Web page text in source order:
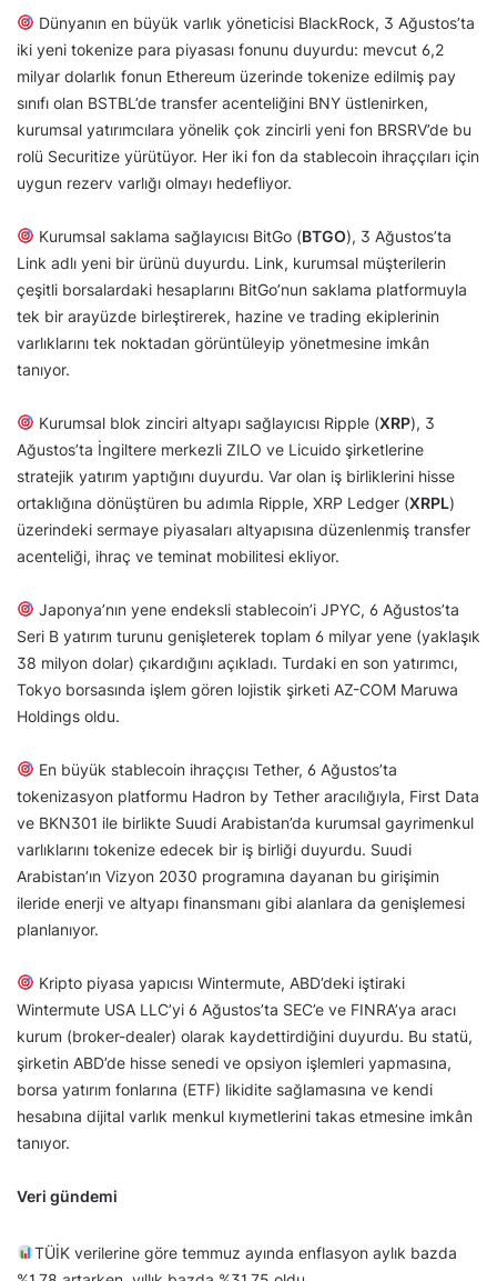
Dünyanın en büyük varlık yöneticisi BlackRock, 3 Ağustos’ta
iki yeni tokenize para piyasası fonunu duyurdu: mevcut 6,2
milyar dolarlık fonun Ethereum üzerinde tokenize edilmiş pay
sınıfı olan BSTBL’de transfer acenteliğini BNY üstlenirken,
kurumsal yatırımcılara yönelik çok zincirli yeni fon BRSRV’de bu
rolü Securitize yürütüyor. Her iki fon da stablecoin ihraççıları için
uygun rezerv varlığı olmayı hedefliyor.
Kurumsal saklama sağlayıcısı BitGo (BTGO), 3 Ağustos’ta
Link adlı yeni bir ürünü duyurdu. Link, kurumsal müşterilerin
çeşitli borsalardaki hesaplarını BitGo’nun saklama platformuyla
tek bir arayüzde birleştirerek, hazine ve trading ekiplerinin
varlıklarını tek noktadan görüntüleyip yönetmesine imkân
tanıyor.
Kurumsal blok zinciri altyapı sağlayıcısı Ripple (XRP), 3
Ağustos’ta İngiltere merkezli ZILO ve Licuido şirketlerine
stratejik yatırım yaptığını duyurdu. Var olan iş birliklerini hisse
ortaklığına dönüştüren bu adımla Ripple, XRP Ledger (XRPL)
üzerindeki sermaye piyasaları altyapısına düzenlenmiş transfer
acenteliği, ihraç ve teminat mobilitesi ekliyor.
Japonya’nın yene endeksli stablecoin’i JPYC, 6 Ağustos’ta
Seri B yatırım turunu genişleterek toplam 6 milyar yene (yaklaşık
38 milyon dolar) çıkardığını açıkladı. Turdaki en son yatırımcı,
Tokyo borsasında işlem gören lojistik şirketi AZ-COM Maruwa
Holdings oldu.
En büyük stablecoin ihraççısı Tether, 6 Ağustos’ta
tokenizasyon platformu Hadron by Tether aracılığıyla, First Data
ve BKN301 ile birlikte Suudi Arabistan’da kurumsal gayrimenkul
varlıklarını tokenize edecek bir iş birliği duyurdu. Suudi
Arabistan’ın Vizyon 2030 programına dayanan bu girişimin
ileride enerji ve altyapı finansmanı gibi alanlara da genişlemesi
planlanıyor.
Kripto piyasa yapıcısı Wintermute, ABD’deki iştiraki
Wintermute USA LLC’yi 6 Ağustos’ta SEC’e ve FINRA’ya aracı
kurum (broker-dealer) olarak kaydettirdiğini duyurdu. Bu statü,
şirketin ABD’de hisse senedi ve opsiyon işlemleri yapmasına,
borsa yatırım fonlarına (ETF) likidite sağlamasına ve kendi
hesabına dijital varlık menkul kıymetlerini takas etmesine imkân
tanıyor.
Veri gündemi
TÜİK verilerine göre temmuz ayında enflasyon aylık bazda